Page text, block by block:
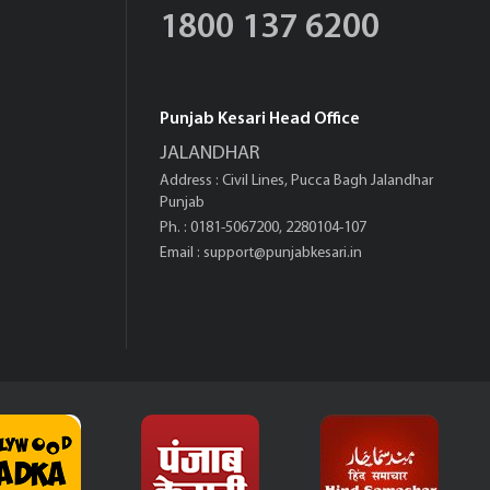
1800 137 6200
Punjab Kesari Head Office
JALANDHAR
Address : Civil Lines, Pucca Bagh Jalandhar
Punjab
Ph. : 0181-5067200, 2280104-107
Email : support@punjabkesari.in